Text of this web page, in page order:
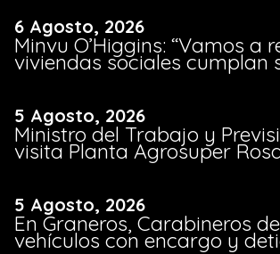
6 Agosto, 2026
Minvu O’Higgins: “Vamos a
viviendas sociales cumplan
5 Agosto, 2026
Ministro del Trabajo y
visita Planta Agrosuper
5 Agosto, 2026
En Graneros, Carabineros
vehículos con encargo y